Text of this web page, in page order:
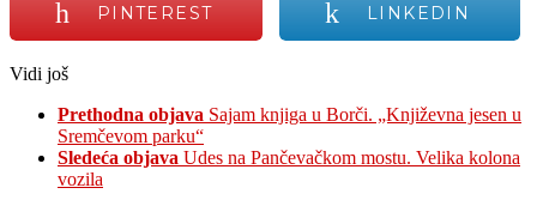
PINTEREST LINKEDIN
Vidi još
Prethodna objava Sajam knjiga u Borči. „Književna jesen u
Sremčevom parku“
Sledeća objava Udes na Pančevačkom mostu. Velika kolona
vozila